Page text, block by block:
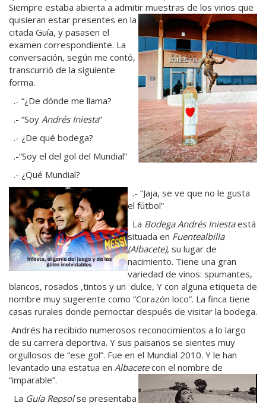
Siempre estaba abierta a admitir muestras de los vinos que
quisieran estar presentes en la
citada Guía, y pasasen el
examen correspondiente. La
conversación, según me contó,
transcurrió de la siguiente
forma.
.- “¿De dónde me llama?
.- “Soy Andrés Iniesta”
.- ¿De qué bodega?
.-“Soy el del gol del Mundial”
.- ¿Qué Mundial?
.- “Jaja, se ve que no le gusta
el fútbol”
La Bodega Andrés Iniestaestá
situada en Fuentealbilla
(Albacete), su lugar de
nacimiento. Tiene una gran
variedad de vinos: spumantes,
blancos, rosados ,tintos y un dulce, Y con alguna etiqueta de
nombre muy sugerente como “Corazón loco”. La finca tiene
casas rurales donde pernoctar después de visitar la bodega.
Andrés ha recibido numerosos reconocimientos a lo largo
de su carrera deportiva. Y sus paisanos se sientes muy
orgullosos de “ese gol”. Fue en el Mundial 2010. Y le han
levantado una estatua en Albacetecon el nombre de
“imparable”.
La Guía Repsolse presentaba